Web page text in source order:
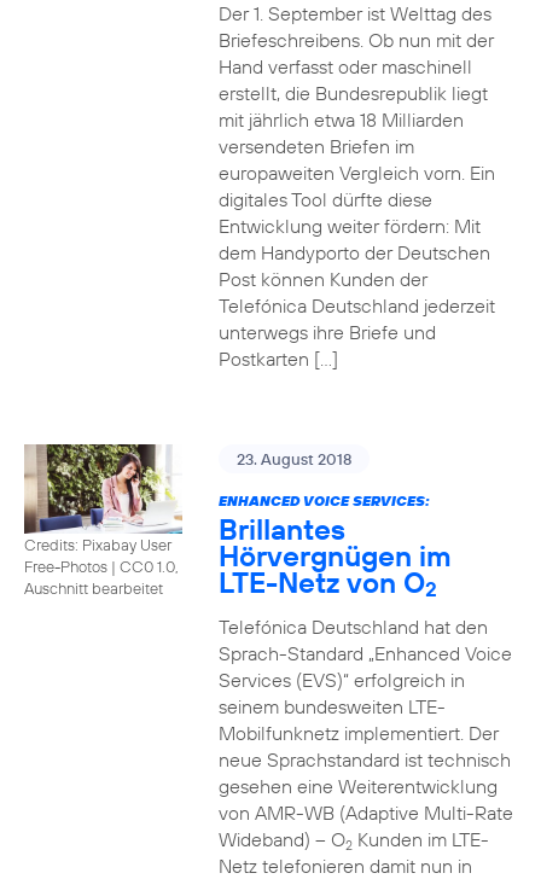
Der 1. September ist Welttag des
Briefeschreibens. Ob nun mit der
Hand verfasst oder maschinell
erstellt, die Bundesrepublik liegt
mit jährlich etwa 18 Milliarden
versendeten Briefen im
europaweiten Vergleich vorn. Ein
digitales Tool dürfte diese
Entwicklung weiter fördern: Mit
dem Handyporto der Deutschen
Post können Kunden der
Telefónica Deutschland jederzeit
unterwegs ihre Briefe und
Postkarten […]
Credits: Pixabay User
Free-Photos | CC0 1.0,
Auschnitt bearbeitet
23. August 2018
ENHANCED VOICE SERVICES:
Brillantes
Hörvergnügen im
LTE-Netz von O2
Telefónica Deutschland hat den
Sprach-Standard „Enhanced Voice
Services (EVS)“ erfolgreich in
seinem bundesweiten LTE-
Mobilfunknetz implementiert. Der
neue Sprachstandard ist technisch
gesehen eine Weiterentwicklung
von AMR-WB (Adaptive Multi-Rate
Wideband) – O2Kunden im LTE-
Netz telefonieren damit nun in